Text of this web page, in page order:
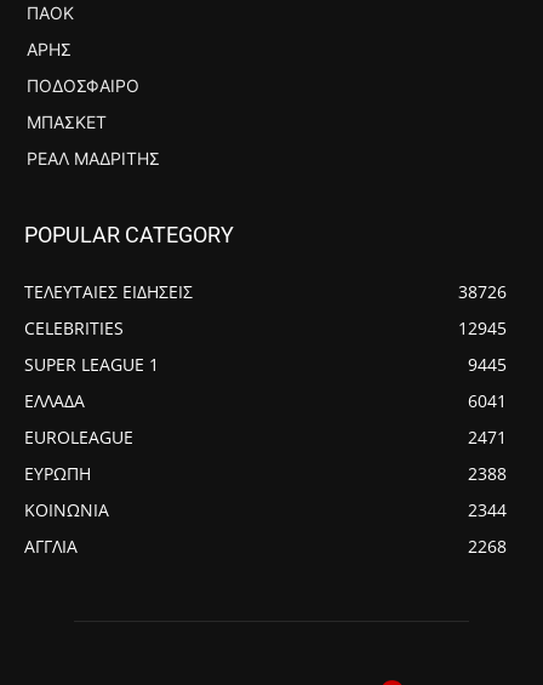
ΠΑΟΚ
ΆΡΗΣ
ΠΟΔΌΣΦΑΙΡΟ
ΜΠΆΣΚΕΤ
ΡΕΆΛ ΜΑΔΡΊΤΗΣ
POPULAR CATEGORY
ΤΕΛΕΥΤΑΙΕΣ ΕΙΔΗΣΕΙΣ
38726
CELEBRITIES
12945
SUPER LEAGUE 1
9445
ΕΛΛΑΔΑ
6041
EUROLEAGUE
2471
ΕΥΡΩΠΗ
2388
ΚΟΙΝΩΝΙΑ
2344
ΑΓΓΛΙΑ
2268